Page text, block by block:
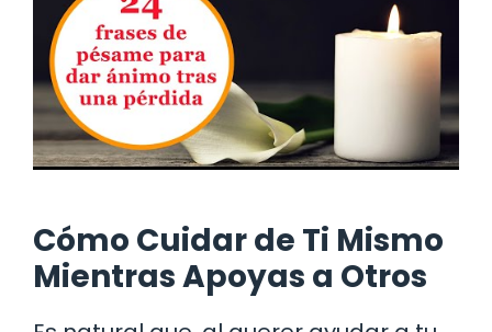
Cómo Cuidar de Ti Mismo
Mientras Apoyas a Otros